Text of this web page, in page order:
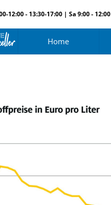
12:00 - 13:30-17:00 | Sa 9:00 - 12:00
Home